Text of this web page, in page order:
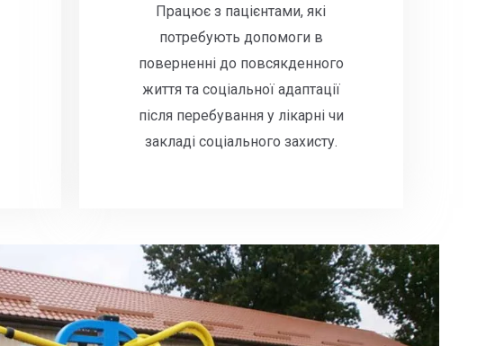
Працює з пацієнтами, які
потребують допомоги в
поверненні до повсякденного
життя та соціальної адаптації
після перебування у лікарні чи
закладі соціального захисту.